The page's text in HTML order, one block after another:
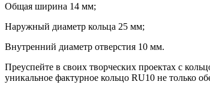
Общая ширина 14 мм;
Наружный диаметр кольца 25 мм;
Внутренний диаметр отверстия 10 мм.
Преуспейте в своих творческих проектах с
уникальное фактурное кольцо RU10 не только